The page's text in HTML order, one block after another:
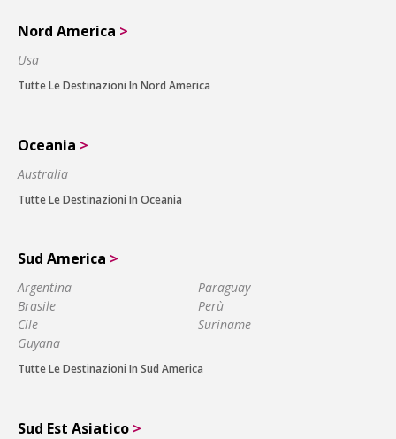
Nord America >
Usa
Tutte Le Destinazioni In Nord America
Oceania >
Australia
Tutte Le Destinazioni In Oceania
Sud America >
Argentina
Brasile
Cile
Guyana
Paraguay
Perù
Suriname
Tutte Le Destinazioni In Sud America
Sud Est Asiatico >